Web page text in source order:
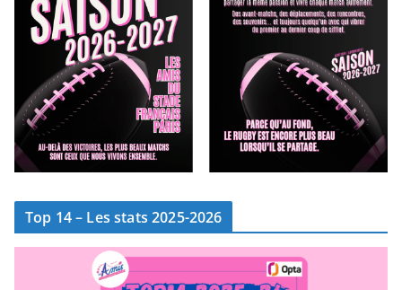
Top 14 – Les stats 2025-2026